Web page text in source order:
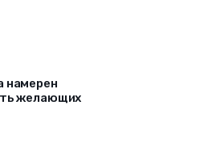
намерен
желающих